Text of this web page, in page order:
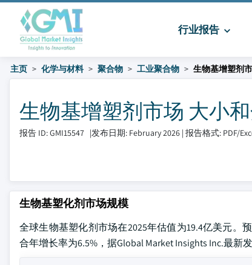
行业报告
主页 化学与材料 聚合物 工业聚合物 生物基增塑剂
生物基增塑剂市场 大小
报告 ID: GMI15547 |发布日期: February 2026 | 报告格式: PDF/
生物基塑化剂市场规模
全球生物基塑化剂市场在2025年估值为19.4亿美元。
合年增长率为6.5%，据Global Market Insights Inc.最新